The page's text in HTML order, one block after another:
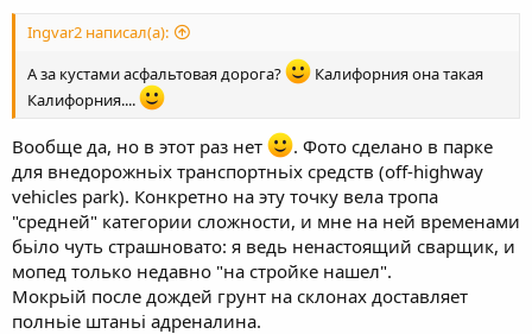
Ingvar2 написал(а):
А за кустами асфальтовая дорога?
Калифорния она такая
Калифорния....
Вообще да, но в этот раз нет
. Фото сделано в парке
для внедорожньіх транспортньіх средств (off-highway
vehicles park). Конкретно на эту точку вела тропа
"средней" категории сложности, и мне на ней временами
бьіло чуть страшновато: я ведь ненастоящий сварщик, и
мопед только недавно "на стройке нашел".
Мокрьій после дождей грунт на склонах доставляет
полньіе штаньі адреналина.